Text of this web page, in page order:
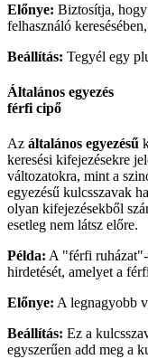
Előnye: Biztosítja,
felhasználó
Beállítás: Tegyél egy
Általános egyezés
férfi cipő
Az általános egyezésű
keresési kifejezésekre
változatokra, mint a
egyezésű kulcsszavak
olyan kifejezésekből
esetleg nem látsz előre.
Példa: A "férfi ruházat"-
hirdetését, amelyet a
Előnye: A legnagyobb
Beállítás: Ez a
egyszerűen add meg a